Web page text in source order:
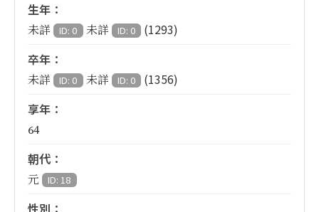
生年：
未詳 ID: 0 未詳 ID: 0
(1293)
卒年：
未詳 ID: 0 未詳 ID: 0
(1356)
享年：
64
朝代：
元 ID: 18
性別：